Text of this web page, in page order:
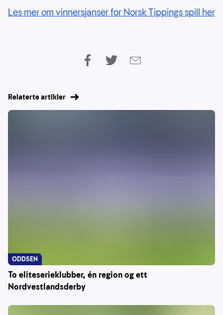
Les mer om vinnersjanser for Norsk Tippings spill her
Relaterte artikler
To eliteserieklubber, én region og ett
Nordvestlandsderby
ODDSEN